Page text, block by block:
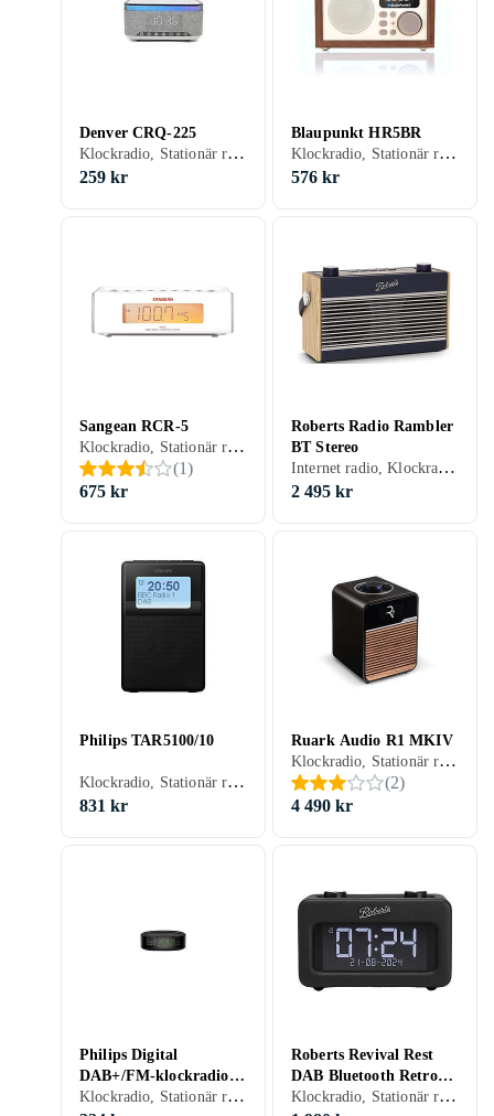
Denver CRQ-225
Klockradio, Stationär radio, Bärbar radio, FM, AM, Klockradio med alarm, Analog 3,5mm-ingång (Aux)
259 kr
Blaupunkt HR5BR
Klockradio, Stationär radio, FM, Batteri, Klockradio med alarm, Fjärrkontroll, Display, Retro Radio, USB, Analog 3,5mm-ingång (Aux)
576 kr
Sangean RCR-5
Klockradio, Stationär radio, FM, AM, Nätström, Klockradio med alarm, Backup-batteri, Display, Hörlursutgång, Analog 3,5mm-ingång (Aux)
(1)
675 kr
Roberts Radio Rambler
BT Stereo
Internet radio, Klockradio, Stationär radio, Bärbar radio, FM, DAB, DAB+, Klockradio med alarm, Display, Retro Radio, Hörlursutgång, Analog 3,5mm-ingång (Aux)
2 495 kr
Philips TAR5100/10
Klockradio, Stationär radio, FM, DAB, DAB+, Klockradio med alarm, Allvädersskydd (damm/fukttålig), USB
831 kr
Ruark Audio R1 MKIV
Klockradio, Stationär radio, FM, DAB, DAB+, Batteri, Klockradio med alarm, Fjärrkontroll, Backup-batteri, Display, Hörlursutgång, USB, Analog 3,5mm-ingång (Aux)
(2)
4 490 kr
Philips Digital
DAB+/FM-klockradio
Dubbla alarm
Klockradio, Stationär radio, FM, DAB+, Klockradio med alarm
Roberts Revival Rest
DAB Bluetooth Retro
Klockradio
Klockradio, Stationär radio, FM, DAB, DAB+, RDS-radio, Klockradio med alarm, Display, Retro Radio, USB